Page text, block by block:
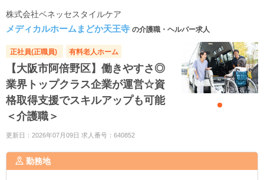
株式会社ベネッセスタイルケア
メディカルホームまどか天王寺 の介護職・ヘルパー求人
正社員(正職員) 有料老人ホーム
【大阪市阿倍野区】働きやすさ◎
業界トップクラス企業が運営☆資
格取得支援でスキルアップも可能
＜介護職＞
更新日：2026年07月09日 求人番号：640852
勤務地